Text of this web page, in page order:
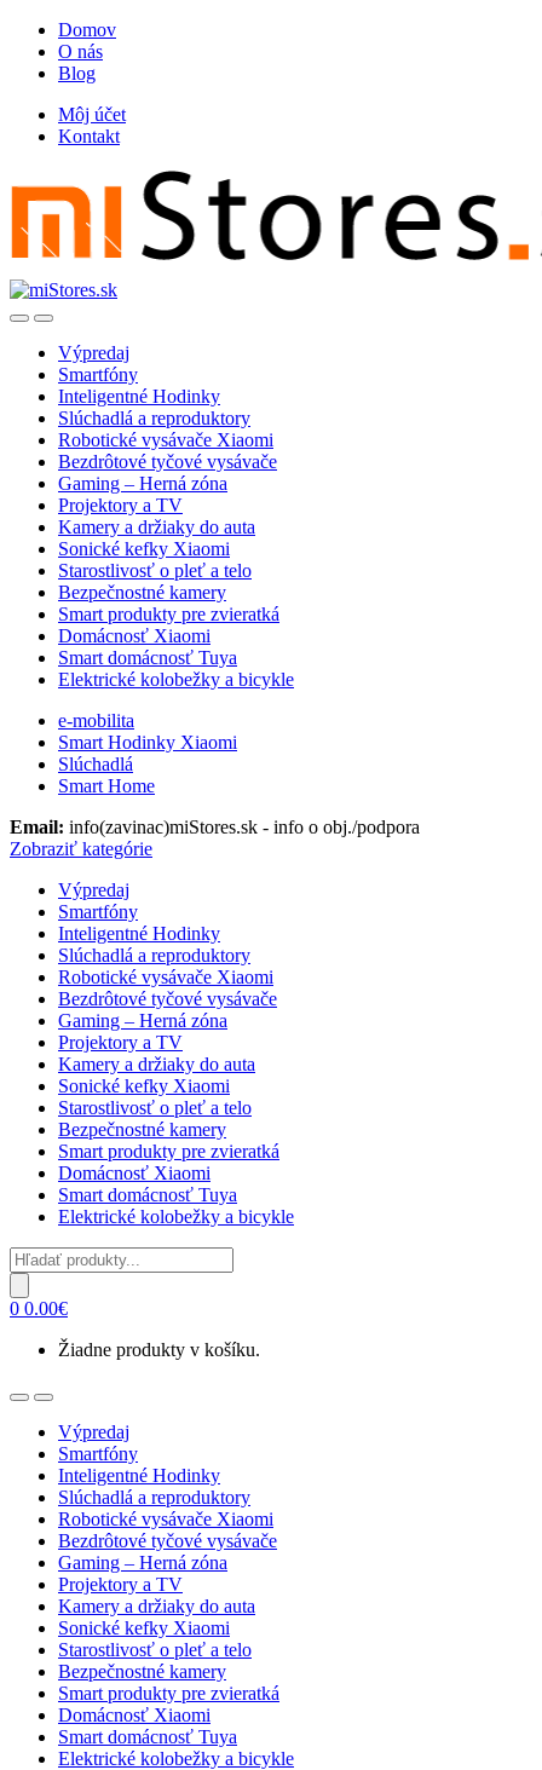
Skip
navigation
Skip
content
Domov
O nás
Blog
Môj účet
Kontakt
OpenClose
Výpredaj
Smartfóny
Inteligentné Hodinky
Slúchadlá a reproduktory
Robotické vysávače Xiaomi
Bezdrôtové tyčové vysávače
Gaming – Herná zóna
Projektory a TV
Kamery a držiaky do auta
Sonické kefky Xiaomi
Starostlivosť o pleť a telo
Bezpečnostné kamery
Smart produkty pre zvieratká
Domácnosť Xiaomi
Smart domácnosť Tuya
Elektrické kolobežky a bicykle
e-mobilita
Smart Hodinky Xiaomi
Slúchadlá
Smart Home
Email: info(zavinac)miStores.sk - info o obj./podpora
Zobraziť kategórie
Výpredaj
Smartfóny
Inteligentné Hodinky
Slúchadlá a reproduktory
Robotické vysávače Xiaomi
Bezdrôtové tyčové vysávače
Gaming – Herná zóna
Projektory a TV
Kamery a držiaky do auta
Sonické kefky Xiaomi
Starostlivosť o pleť a telo
Bezpečnostné kamery
Smart produkty pre zvieratká
Domácnosť Xiaomi
Smart domácnosť Tuya
Elektrické kolobežky a bicykle
Products
search
0 0.00€
Žiadne produkty v košíku.
OpenClose
Výpredaj
Smartfóny
Inteligentné Hodinky
Slúchadlá a reproduktory
Robotické vysávače Xiaomi
Bezdrôtové tyčové vysávače
Gaming – Herná zóna
Projektory a TV
Kamery a držiaky do auta
Sonické kefky Xiaomi
Starostlivosť o pleť a telo
Bezpečnostné kamery
Smart produkty pre zvieratká
Domácnosť Xiaomi
Smart domácnosť Tuya
Elektrické kolobežky a bicykle